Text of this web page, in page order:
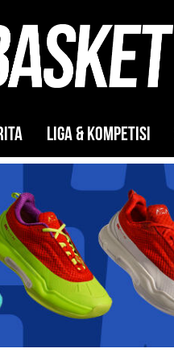
LIGA & KOMPETISI